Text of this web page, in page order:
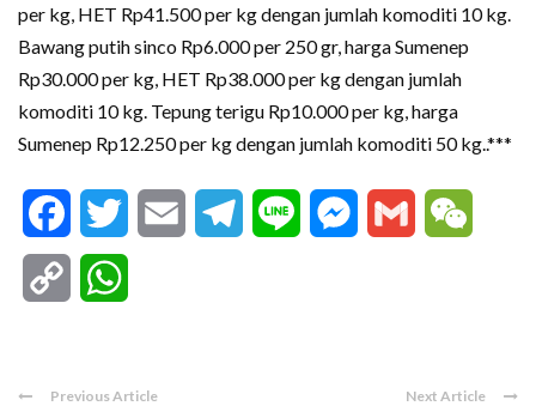
per kg, HET Rp41.500 per kg dengan jumlah komoditi 10 kg.
Bawang putih sinco Rp6.000 per 250 gr, harga Sumenep
Rp30.000 per kg, HET Rp38.000 per kg dengan jumlah
komoditi 10 kg. Tepung terigu Rp10.000 per kg, harga
Sumenep Rp12.250 per kg dengan jumlah komoditi 50 kg..***
FacebookTwitter Email Telegram
Line Messenger
Gmail
Copy
Previous Article Next Article